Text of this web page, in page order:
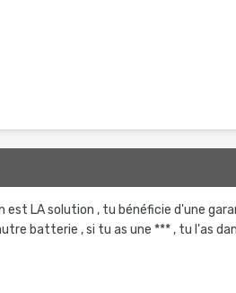
est LA solution , tu bénéficie d'une
batterie , si tu as une *** , tu l'as